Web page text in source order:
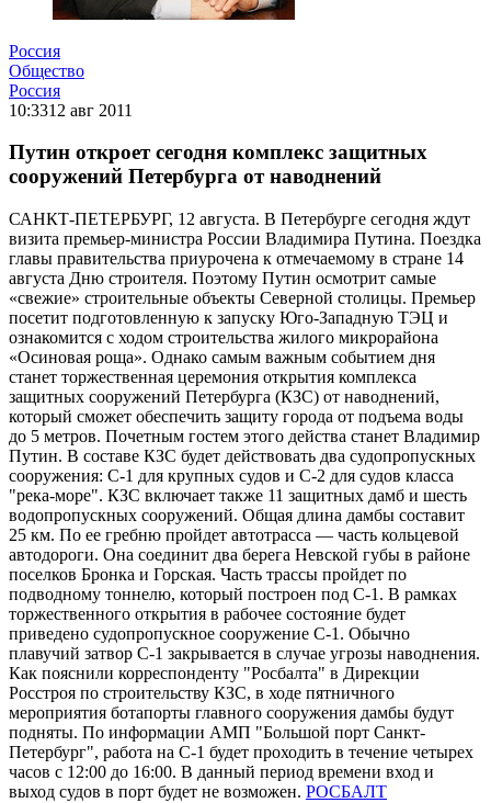
Россия
Общество
Россия
10:3312 авг 2011
Путин откроет сегодня комплекс защитных
сооружений Петербурга от наводнений
САНКТ-ПЕТЕРБУРГ, 12 августа. В Петербурге сегодня ждут
визита премьер-министра России Владимира Путина. Поездка
главы правительства приурочена к отмечаемому в стране 14
августа Дню строителя. Поэтому Путин осмотрит самые
«свежие» строительные объекты Северной столицы. Премьер
посетит подготовленную к запуску Юго-Западную ТЭЦ и
ознакомится с ходом строительства жилого микрорайона
«Осиновая роща». Однако самым важным событием дня
станет торжественная церемония открытия комплекса
защитных сооружений Петербурга (КЗС) от наводнений,
который сможет обеспечить защиту города от подъема воды
до 5 метров. Почетным гостем этого действа станет Владимир
Путин. В составе КЗС будет действовать два судопропускных
сооружения: С-1 для крупных судов и С-2 для судов класса
"река-море". КЗС включает также 11 защитных дамб и шесть
водопропускных сооружений. Общая длина дамбы составит
25 км. По ее гребню пройдет автотрасса — часть кольцевой
автодороги. Она соединит два берега Hевской губы в районе
поселков Бронка и Горская. Часть трассы пройдет по
подводному тоннелю, который построен под С-1. В рамках
торжественного открытия в рабочее состояние будет
приведено судопропускное сооружение С-1. Обычно
плавучий затвор С-1 закрывается в случае угрозы наводнения.
Как пояснили корреспонденту "Росбалта" в Дирекции
Росстроя по строительству КЗС, в ходе пятничного
мероприятия ботапорты главного сооружения дамбы будут
подняты. По информации АМП "Большой порт Санкт-
Петербург", работа на С-1 будет проходить в течение четырех
часов с 12:00 до 16:00. В данный период времени вход и
выход судов в порт будет не возможен. РОСБАЛТ